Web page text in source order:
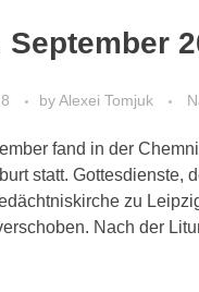
September
byAlexei Tomjuk
fand in der
statt. Gottesdienste,
zu
Nach der